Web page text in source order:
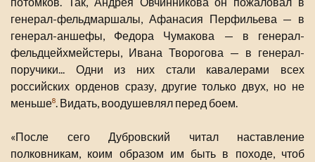
генерал-фельдмаршалы, Афанасия Перфильева — в
генерал-аншефы, Федора Чумакова — в генерал-
фельдцейхмейстеры, Ивана Творогова — в генерал-
поручики... Одни из них стали кавалерами всех
российских орденов сразу, другие только двух, но не
меньше8. Видать, воодушевлял перед боем.
«После сего Дубровский читал наставление
полковникам, коим образом им быть в походе, чтоб